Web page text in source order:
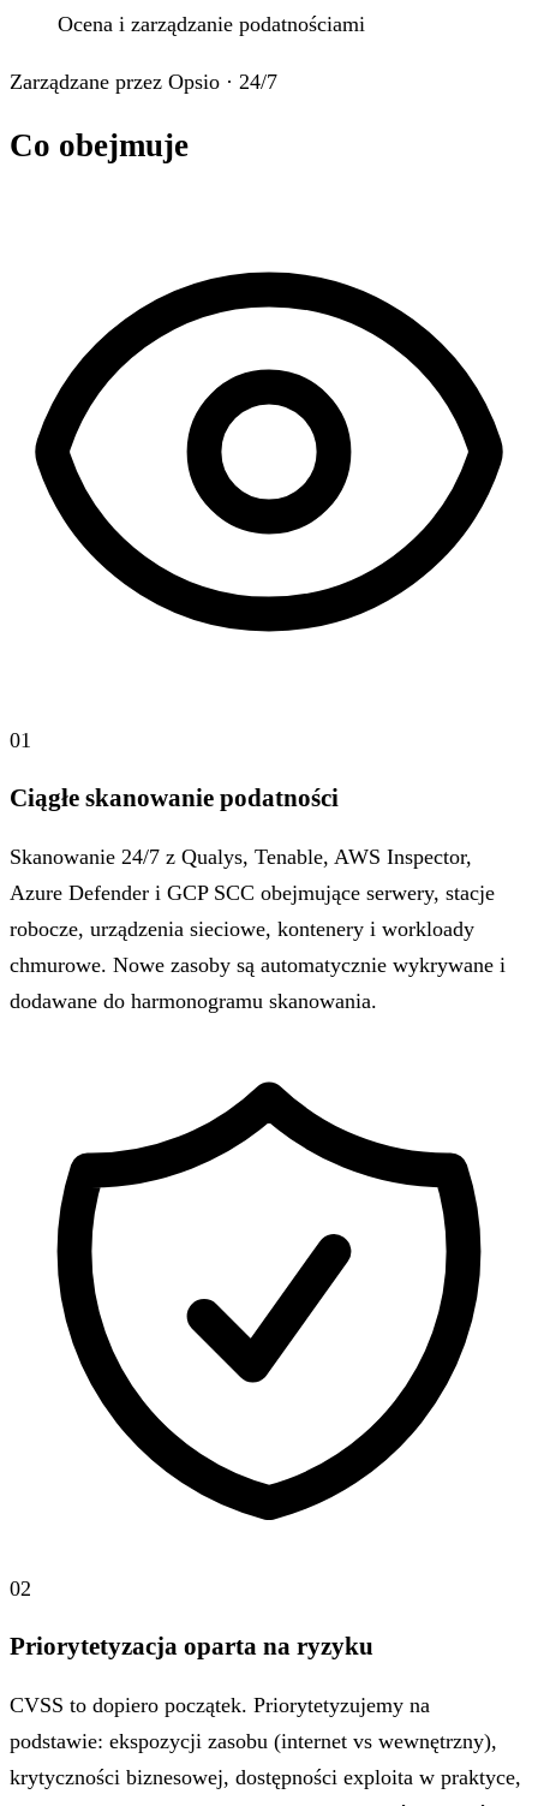
Ocena i zarządzanie podatnościami
Zarządzane przez Opsio · 24/7
Co obejmuje
01
Ciągłe skanowanie podatności
Skanowanie 24/7 z Qualys, Tenable, AWS Inspector,
Azure Defender i GCP SCC obejmujące serwery, stacje
robocze, urządzenia sieciowe, kontenery i workloady
chmurowe. Nowe zasoby są automatycznie wykrywane i
dodawane do harmonogramu skanowania.
02
Priorytetyzacja oparta na ryzyku
CVSS to dopiero początek. Priorytetyzujemy na
podstawie: ekspozycji zasobu (internet vs wewnętrzny),
krytyczności biznesowej, dostępności exploita w praktyce,